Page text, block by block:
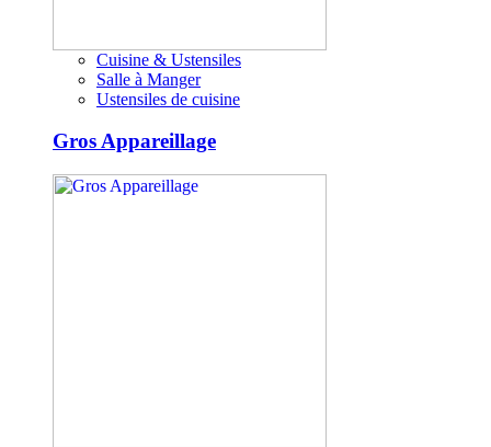
Cuisine & Ustensiles
Salle à Manger
Ustensiles de cuisine
Gros Appareillage